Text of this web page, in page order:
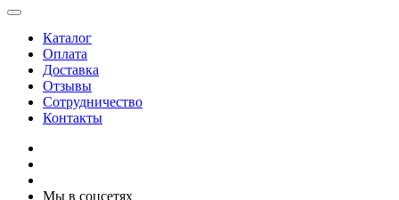
Каталог
Оплата
Доставка
Отзывы
Сотрудничество
Контакты
Мы в соцсетях